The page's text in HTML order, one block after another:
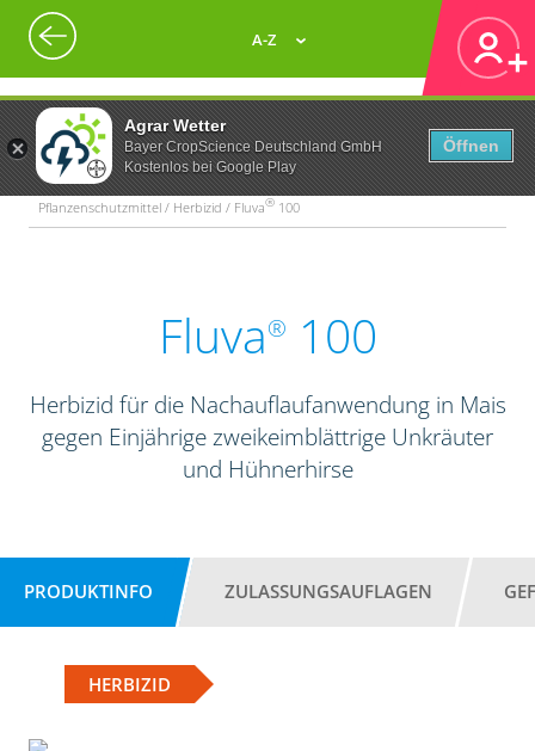
Agrar Wetter
Bayer CropScience Deutschland GmbH
Kostenlos bei Google Play
Öffnen
A-Z
Pflanzenschutzmittel / Herbizid / Fluva® 100
Fluva® 100
Herbizid für die Nachauflaufanwendung in Mais
gegen Einjährige zweikeimblättrige Unkräuter
und Hühnerhirse
PRODUKTINFO ZULASSUNGSAUFLAGEN
HERBIZID